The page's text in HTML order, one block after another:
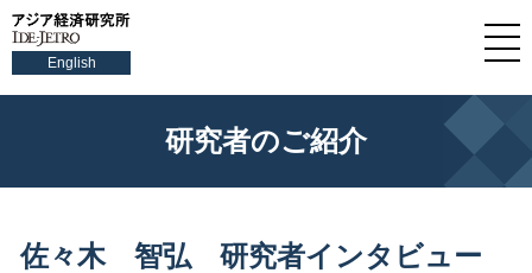
English
研究者のご紹介
佐々木 智弘 研究者インタビュー